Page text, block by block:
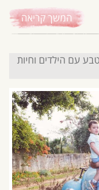
המשך קריאה
עם הילדים וחיות